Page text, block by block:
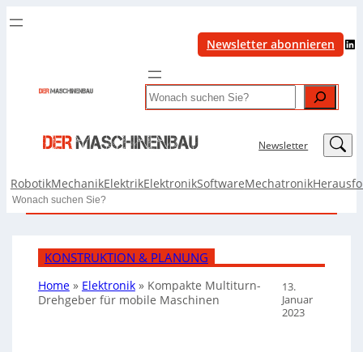
Newsletter abonnieren LinkedIn
Search
Newsletter LinkedIn
RobotikMechanikElektrikElektronikSoftwareMechatronik
Search
KONSTRUKTION & PLANUNG
Home» Elektronik» Kompakte Multiturn-
Drehgeber für mobile Maschinen
13.
Januar
2023